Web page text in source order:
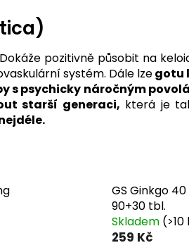
pozitivně působit na
systém. Dále lzegotu
s psychicky náročným
starší generaci, která je
GS Ginkgo
90+30 tbl.
Skladem (>10
259 Kč